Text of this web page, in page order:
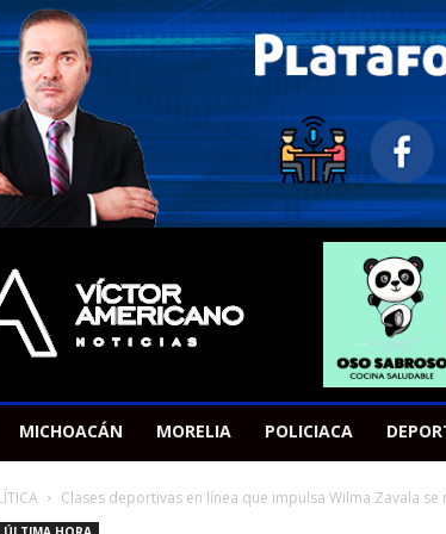
MICHOACÁN MORELIA POLICIACA
Clases deportivas en línea que impulsa Wilma Zavala se